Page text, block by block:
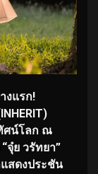
งแรก!
ศน์โลก ณ
จุ๋ย วรัทยา”
สดงประชัน